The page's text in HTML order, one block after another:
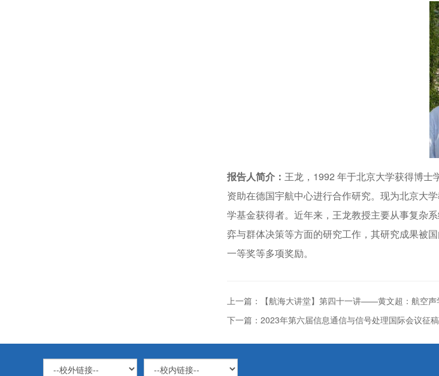
报告人简介 ： 王龙，1992 年于北京大学获得博
资助在德国宇航中心进行合作研究。现为北京大
学基金获得者。近年来，王龙教授主要从事复杂
弈与群体决策等方面的研究工作，其研究成果被
一等奖等多项奖励。
上一篇：【航海大讲堂】第四十一讲——黄文超：航空声
下一篇：2023年第六届信息通信与信号处理国际会议征